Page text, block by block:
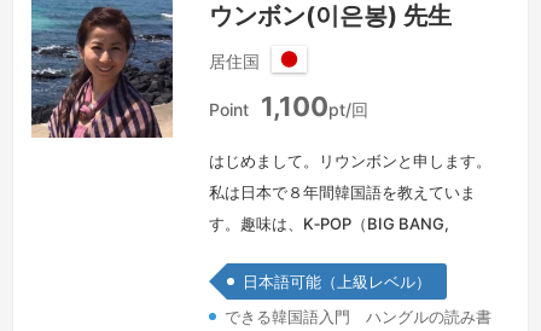
ウンボン(이은봉) 先生
居住国
日
本
Point 1,100pt/回
はじめまして。リウンボンと申します。
私は日本で８年間韓国語を教えていま
す。趣味は、K‐POP（BIG BANG,
最近は、日韓民間交流に興味を持って、
オンライン国際交流会を開催する活躍も
日本語可能（上級レベル）
できる韓国語入門 ハングルの読み書